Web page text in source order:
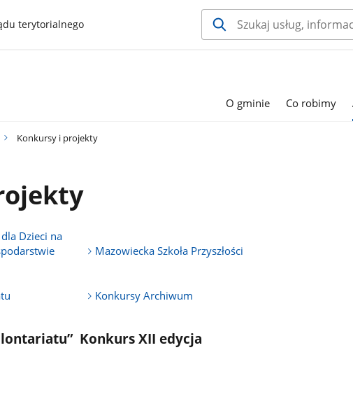
terytorialnego
O gminie Co robimy
Konkursy i projekty
Dzieci na
Mazowiecka Szkoła Przyszłości
Konkursy Archiwum
Konkurs XII edycja